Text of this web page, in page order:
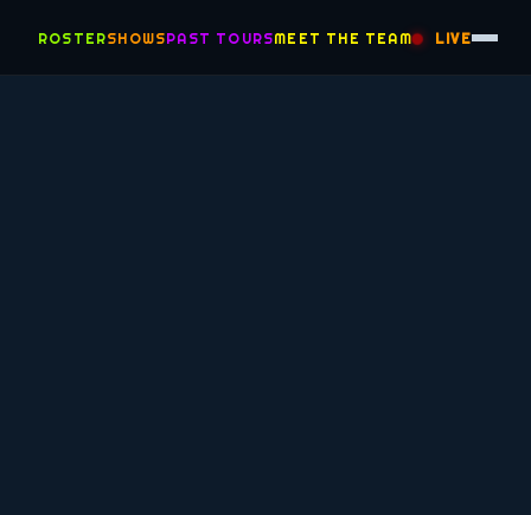
ROSTERSHOWSPAST TOURSMEET THE TEAM LIVE